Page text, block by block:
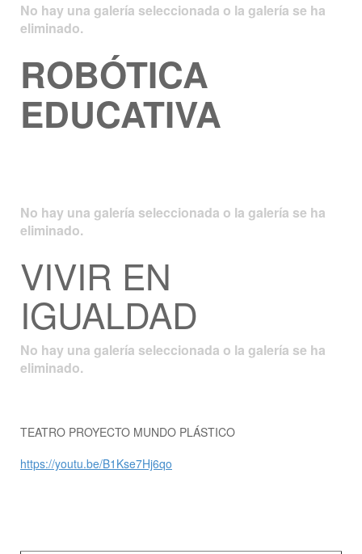
No hay una galería seleccionada o la galería se ha
eliminado.
ROBÓTICA
EDUCATIVA
No hay una galería seleccionada o la galería se ha
eliminado.
VIVIR EN
IGUALDAD
No hay una galería seleccionada o la galería se ha
eliminado.
TEATRO PROYECTO MUNDO PLÁSTICO
https://youtu.be/B1Kse7Hj6qo